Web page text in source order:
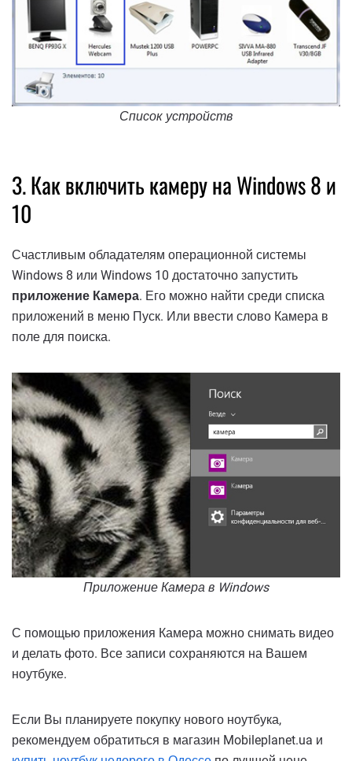
Список устройств
3. Как включить камеру на Windows 8 и
10
Счастливым обладателям операционной системы
Windows 8 или Windows 10 достаточно запустить
приложение Камера. Его можно найти среди списка
приложений в меню Пуск. Или ввести слово Камера в
поле для поиска.
Приложение Камера в Windows
С помощью приложения Камера можно снимать видео
и делать фото. Все записи сохраняются на Вашем
ноутбуке.
Если Вы планируете покупку нового ноутбука,
рекомендуем обратиться в магазин Mobileplanet.ua и